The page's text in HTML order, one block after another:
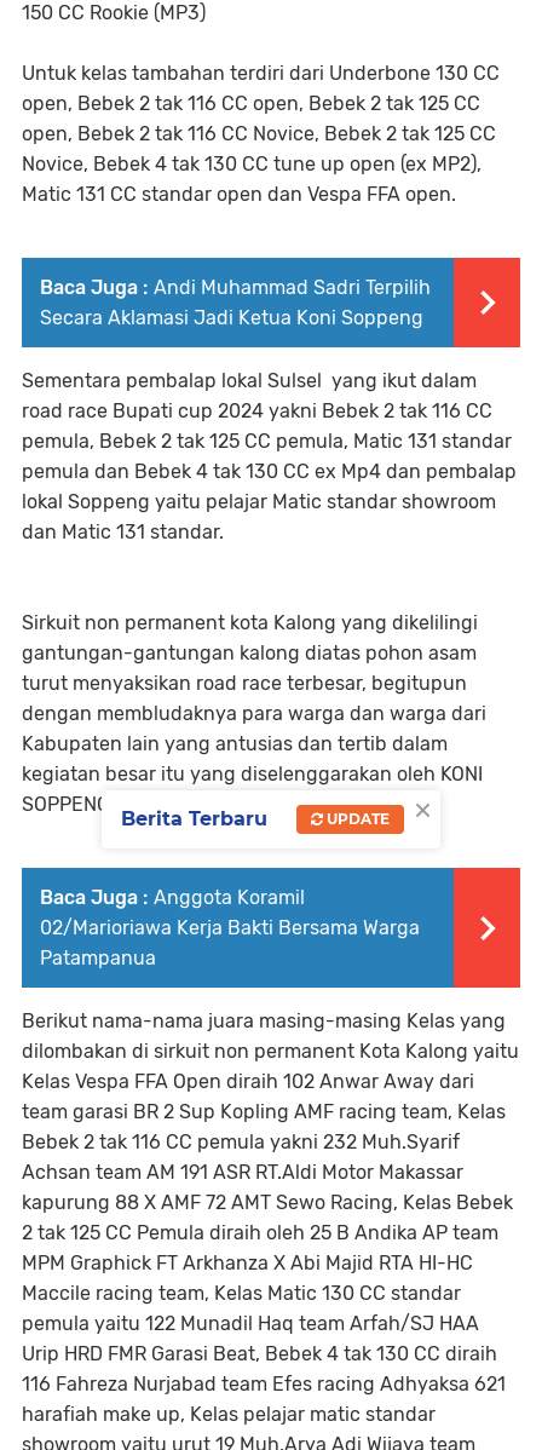
150 CC Rookie (MP3)
Untuk kelas tambahan terdiri dari Underbone 130 CC
open, Bebek 2 tak 116 CC open, Bebek 2 tak 125 CC
open, Bebek 2 tak 116 CC Novice, Bebek 2 tak 125 CC
Novice, Bebek 4 tak 130 CC tune up open (ex MP2),
Matic 131 CC standar open dan Vespa FFA open.
Baca Juga : Andi Muhammad Sadri Terpilih
Secara Aklamasi Jadi Ketua Koni Soppeng
Sementara pembalap lokal Sulsel yang ikut dalam
road race Bupati cup 2024 yakni Bebek 2 tak 116 CC
pemula, Bebek 2 tak 125 CC pemula, Matic 131 standar
pemula dan Bebek 4 tak 130 CC ex Mp4 dan pembalap
lokal Soppeng yaitu pelajar Matic standar showroom
dan Matic 131 standar.
Sirkuit non permanent kota Kalong yang dikelilingi
gantungan-gantungan kalong diatas pohon asam
turut menyaksikan road race terbesar, begitupun
dengan membludaknya para warga dan warga dari
Kabupaten lain yang antusias dan tertib dalam
kegiatan besar itu yang diselenggarakan oleh KONI
SOPPENG.
Baca Juga : Anggota Koramil
02/Marioriawa Kerja Bakti Bersama Warga
Patampanua
Berikut nama-nama juara masing-masing Kelas yang
dilombakan di sirkuit non permanent Kota Kalong yaitu
Kelas Vespa FFA Open diraih 102 Anwar Away dari
team garasi BR 2 Sup Kopling AMF racing team, Kelas
Bebek 2 tak 116 CC pemula yakni 232 Muh.Syarif
Achsan team AM 191 ASR RT.Aldi Motor Makassar
kapurung 88 X AMF 72 AMT Sewo Racing, Kelas Bebek
2 tak 125 CC Pemula diraih oleh 25 B Andika AP team
MPM Graphick FT Arkhanza X Abi Majid RTA HI-HC
Maccile racing team, Kelas Matic 130 CC standar
pemula yaitu 122 Munadil Haq team Arfah/SJ HAA
Urip HRD FMR Garasi Beat, Bebek 4 tak 130 CC diraih
116 Fahreza Nurjabad team Efes racing Adhyaksa 621
harafiah make up, Kelas pelajar matic standar
showroom yaitu urut 19 Muh.Arya Adi Wijaya team
×
Berita Terbaru UPDATE